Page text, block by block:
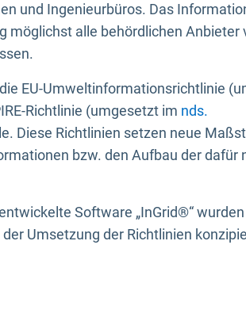
und Ingenieurbüros. Das
möglichst alle behördlichen Anbieter
EU-Umweltinformationsrichtlinie
Richtlinie (umgesetzt im nds.
Diese Richtlinien setzen neue
bzw. den Aufbau der dafür
Software „InGrid®“
Umsetzung der Richtlinien